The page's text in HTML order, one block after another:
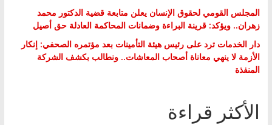
المجلس القومي لحقوق الإنسان يعلن متابعة قضية الدكتور محمد
زهران.. ويؤكد: قرينة البراءة وضمانات المحاكمة العادلة حق أصيل
دار الخدمات ترد على رئيس هيئة التأمينات بعد مؤتمره الصحفي: إنكار
الأزمة لا ينهي معاناة أصحاب المعاشات.. ونطالب بكشف الشركة
المنفذة
الأكثر قراءة